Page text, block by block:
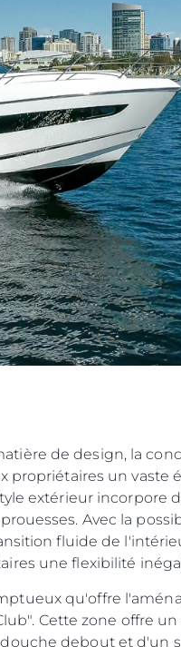
de design, la
propriétaires un vaste
extérieur incorpore
Avec la
fluide de
une flexibilité
qu'offre
Cette zone offre
debout et d'un
La Société
Le Courtage
Charter -
Nouvelles
Événements
L'innovation
La Société
Estimez Votre